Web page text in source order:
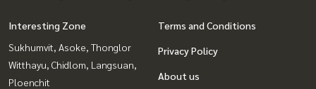
Interesting Zone
Sukhumvit, Asoke, Thonglor
Witthayu, Chidlom, Langsuan,
Ploenchit
Terms and Conditions
Privacy Policy
About us